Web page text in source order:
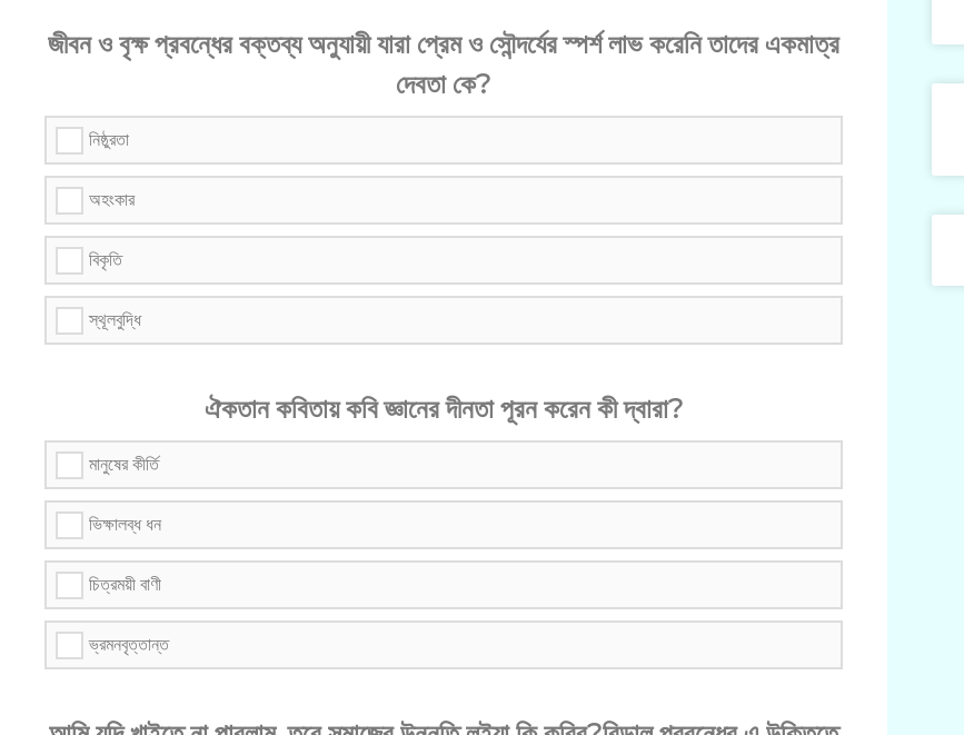
জীবন ও বৃক্ষ প্রবন্ধের বক্তব্য অনুযায়ী যারা প্রেম ও সৌন্দর্যের স্পর্শ লাভ করেনি তাদের একমাত্র
দেবতা কে?
নিষ্ঠুরতা
অহংকার
বিকৃতি
স্থূলবুদ্ধি
ঐকতান কবিতায় কবি জ্ঞানের দীনতা পূরন করেন কী দ্বারা?
মানুষের কীর্তি
ভিক্ষালব্ধ ধন
চিত্রময়ী বাণী
ভ্রমনবৃত্তান্ত